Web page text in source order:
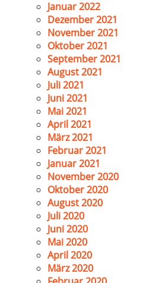
Januar 2022
Dezember 2021
November 2021
Oktober 2021
September 2021
August 2021
Juli 2021
Juni 2021
Mai 2021
April 2021
März 2021
Februar 2021
Januar 2021
November 2020
Oktober 2020
August 2020
Juli 2020
Juni 2020
Mai 2020
April 2020
März 2020